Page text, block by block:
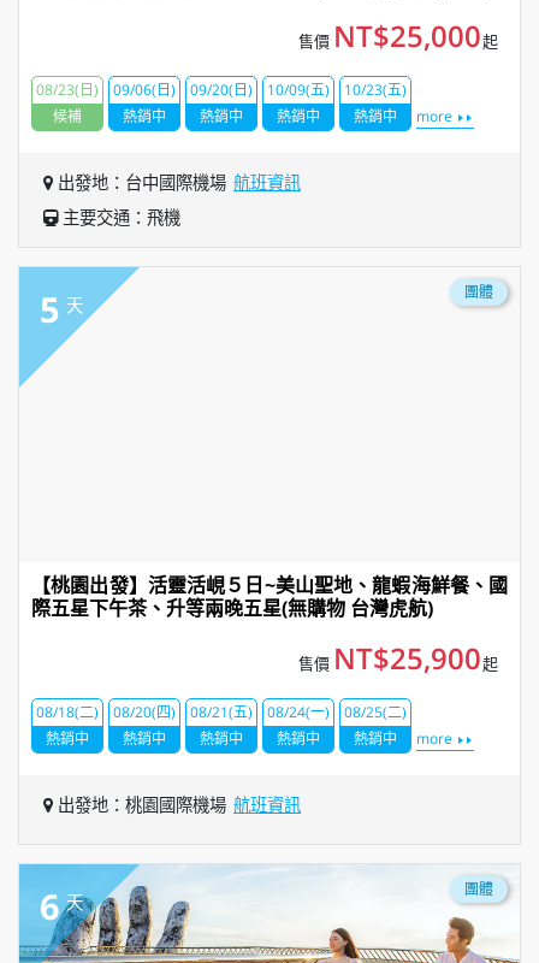
售價 NT$25,000起
08/23(日)
候補
09/06(日)
熱銷中
09/20(日)
熱銷中
10/09(五)
熱銷中
10/23(五)
熱銷中
more
出發地：台中國際機場 航班資訊
主要交通：飛機
5 天
團體
【桃園出發】活靈活峴５日~美山聖地、龍蝦海鮮餐、國
際五星下午茶、升等兩晚五星(無購物 台灣虎航)
售價 NT$25,900起
08/18(二)
熱銷中
08/20(四)
熱銷中
08/21(五)
熱銷中
08/24(一)
熱銷中
08/25(二)
熱銷中
more
出發地：桃園國際機場 航班資訊
6 天
團體